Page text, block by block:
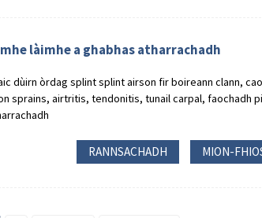
làimhe a ghabhas atharrachadh
dùirn òrdag splint splint airson fir boireann clann,
sprains, airtritis, tendonitis, tunail carpal, faochadh
RANNSACHADH MION-